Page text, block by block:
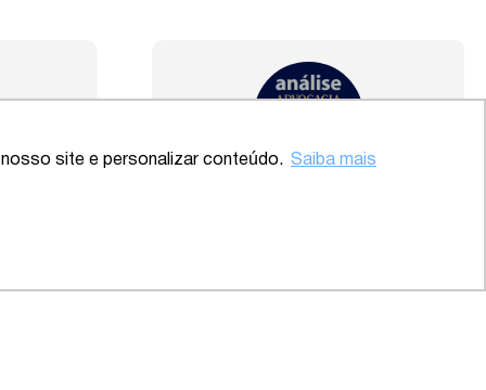
site e personalizar conteúdo. Saiba mais
SP